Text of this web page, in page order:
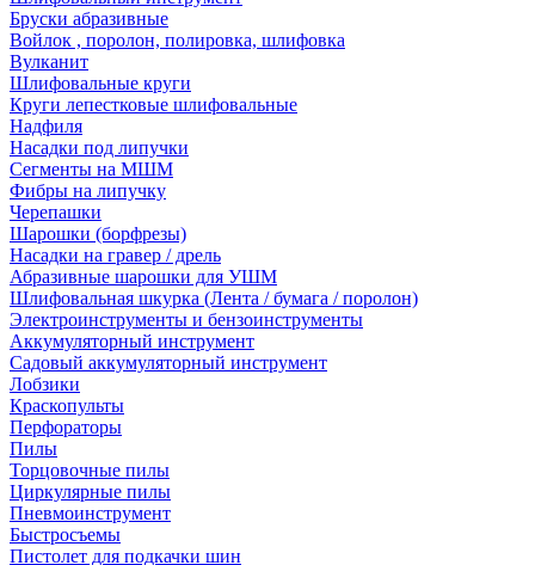
Бруски абразивные
Войлок , поролон, полировка, шлифовка
Вулканит
Шлифовальные круги
Круги лепестковые шлифовальные
Надфиля
Насадки под липучки
Сегменты на МШМ
Фибры на липучку
Черепашки
Шарошки (борфрезы)
Насадки на гравер / дрель
Абразивные шарошки для УШМ
Шлифовальная шкурка (Лента / бумага / поролон)
Электроинструменты и бензоинструменты
Аккумуляторный инструмент
Садовый аккумуляторный инструмент
Лобзики
Краскопульты
Перфораторы
Пилы
Торцовочные пилы
Циркулярные пилы
Пневмоинструмент
Быстросъемы
Пистолет для подкачки шин